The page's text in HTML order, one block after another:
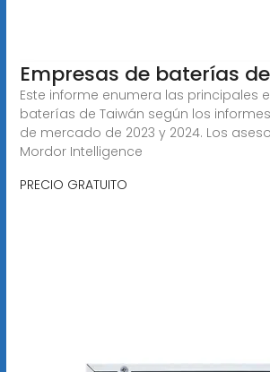
Empresas de baterías
Este informe enumera las principales
baterías de Taiwán según los
de mercado de 2023 y 2024. Los
Mordor Intelligence
PRECIO GRATUITO